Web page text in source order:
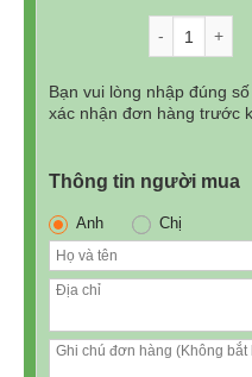
Bạn vui lòng nhập đúng
xác nhận đơn hàng trước
Thông tin người mua
Anh Chị